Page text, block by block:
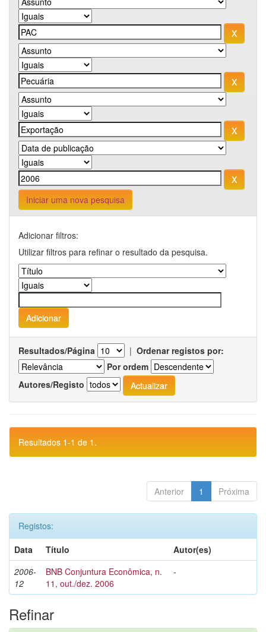
Iniciar uma nova pesquisa
Adicionar filtros:
Utilizar filtros para refinar o resultado da pesquisa.
Resultados/Página | Ordenar registos por:
Por ordem
Autores/Registo
Resultados 1-1 de 1.
Anterior 1 Próxima
Registos:
Data
Título
Autor(es)
2006-
12
BNB Conjuntura Econômica, n.
11, out./dez. 2006
-
Refinar